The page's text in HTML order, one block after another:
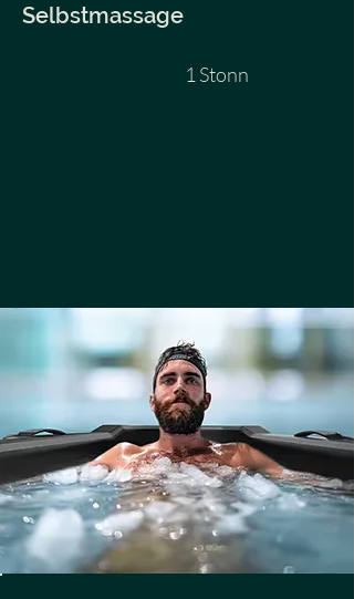
Selbstmassage
1 Stonn